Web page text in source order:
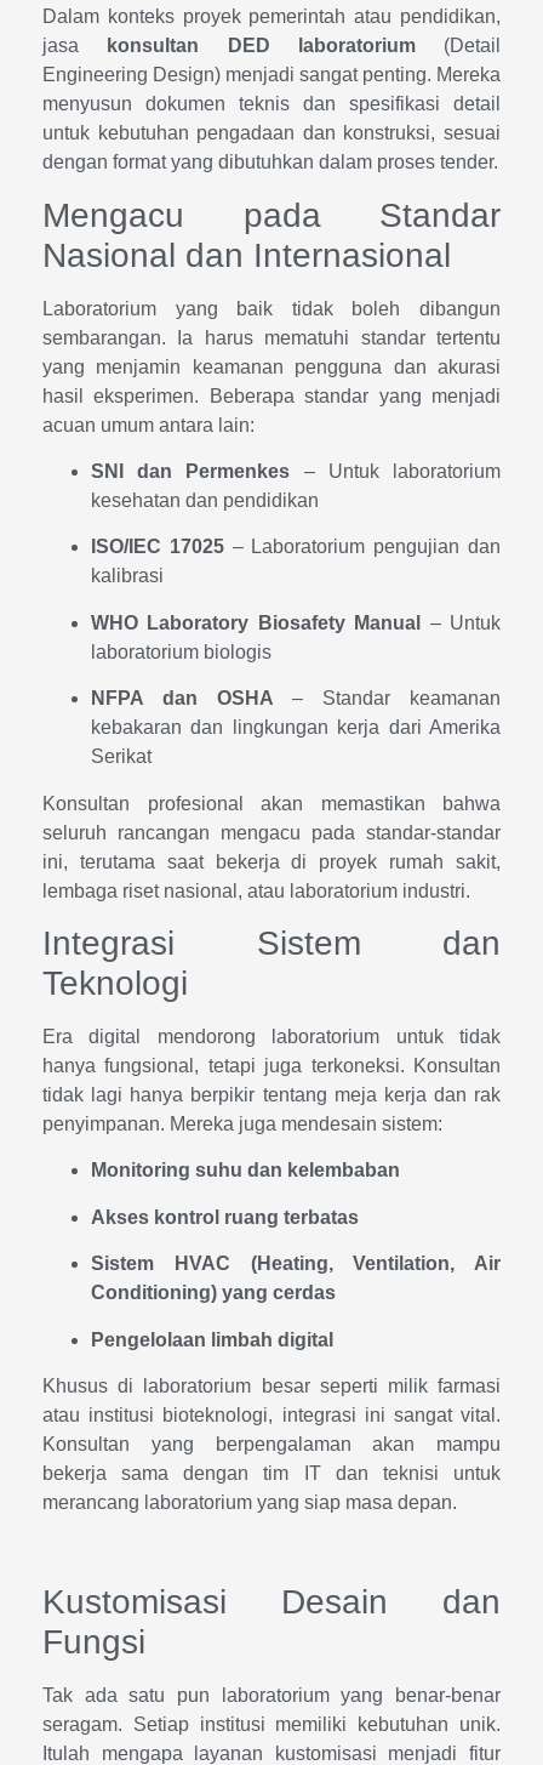
Dalam konteks proyek pemerintah atau pendidikan,
jasa
konsultan DED laboratorium(Detail
Engineering Design) menjadi sangat penting. Mereka
menyusun dokumen teknis dan spesifikasi detail
untuk kebutuhan pengadaan dan konstruksi, sesuai
dengan format yang dibutuhkan dalam proses tender.
Mengacu pada Standar
Nasional dan Internasional
Laboratorium yang baik tidak boleh dibangun
sembarangan. Ia harus mematuhi standar tertentu
yang menjamin keamanan pengguna dan akurasi
hasil eksperimen. Beberapa standar yang menjadi
acuan umum antara lain:
SNI dan Permenkes – Untuk laboratorium
kesehatan dan pendidikan
ISO/IEC 17025– Laboratorium pengujian dan
kalibrasi
WHO Laboratory Biosafety Manual
– Untuk
laboratorium biologis
NFPA dan OSHA – Standar keamanan
kebakaran dan lingkungan kerja dari Amerika
Serikat
Konsultan profesional akan memastikan bahwa
seluruh rancangan mengacu pada standar-standar
ini, terutama saat bekerja di proyek rumah sakit,
lembaga riset nasional, atau laboratorium industri.
Integrasi Sistem dan
Teknologi
Era digital mendorong laboratorium untuk tidak
hanya fungsional, tetapi juga terkoneksi. Konsultan
tidak lagi hanya berpikir tentang meja kerja dan rak
penyimpanan. Mereka juga mendesain sistem:
Monitoring suhu dan kelembaban
Akses kontrol ruang terbatas
Sistem HVAC (Heating, Ventilation, Air
Conditioning) yang cerdas
Pengelolaan limbah digital
Khusus di laboratorium besar seperti milik farmasi
atau institusi bioteknologi, integrasi ini sangat vital.
Konsultan yang berpengalaman akan mampu
bekerja sama dengan tim IT dan teknisi untuk
merancang laboratorium yang siap masa depan.
Kustomisasi Desain dan
Fungsi
Tak ada satu pun laboratorium yang benar-benar
seragam. Setiap institusi memiliki kebutuhan unik.
Itulah mengapa layanan kustomisasi menjadi fitur